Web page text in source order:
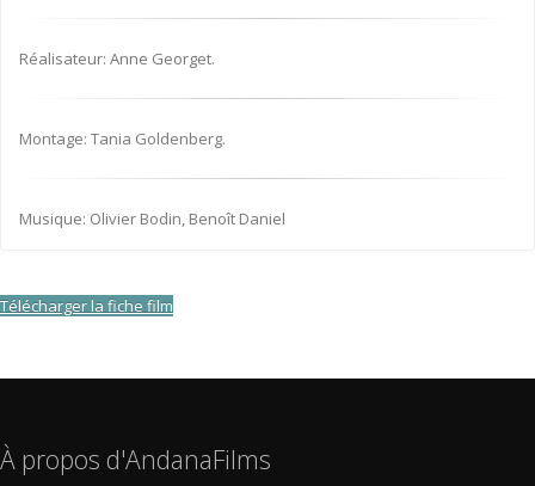
Réalisateur: Anne Georget.
Montage: Tania Goldenberg.
Musique: Olivier Bodin, Benoît Daniel
Télécharger la fiche film
À propos d'AndanaFilms